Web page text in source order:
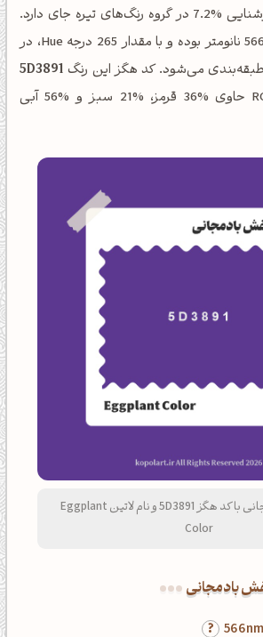
شناخته می‌شود، با روشنایی %7.2 در گروه رنگ‌های تیره جای دارد.
طول موج تقریبی آن 566 نانومتر بوده و با مقدار 265 درجه Hue، در
طبقه‌بندی می‌شود. کد هگز این رنگ 5D3891
است که در مدل RGB حاوی %36 قرمز، %21 سبز و %56 آبی
رنگ بنفش بادمجانی با کد هگز 5D3891 و نام لاتین Eggplant
Color
بادمجانی
566nm